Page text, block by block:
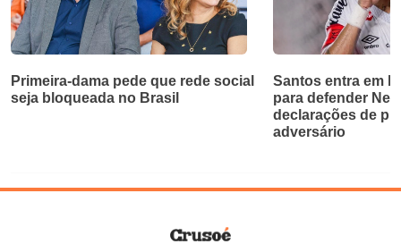
Primeira-dama pede que rede social
seja bloqueada no Brasil
Santos entra em
para defender
declarações de
adversário